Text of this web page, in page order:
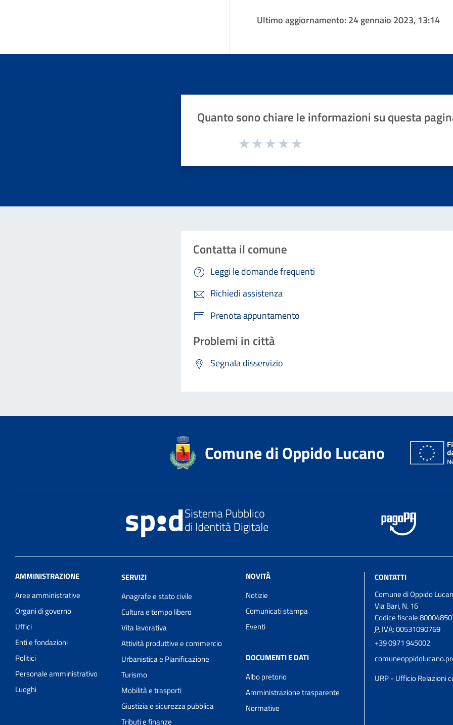
Ultimo aggiornamento:24 gennaio 2023, 13:14
Quanto sono chiare le informazioni su questa
Valuta da 1 a 5 stelle la pagina
Contatta il comune
Leggi le domande frequenti
Richiedi assistenza
Prenota appuntamento
Problemi in città
Segnala disservizio
Comune di Oppido Lucano
AMMINISTRAZIONE
Aree amministrative
Organi di governo
Uffici
Enti e fondazioni
Politici
Personale amministrativo
Luoghi
SERVIZI
Anagrafe e stato civile
Cultura e tempo libero
Vita lavorativa
Attività produttive e commercio
Urbanistica e Pianificazione
Turismo
Mobilità e trasporti
Giustizia e sicurezza pubblica
Tributi e finanze
NOVITÀ
Notizie
Comunicati stampa
Eventi
DOCUMENTI E DATI
Albo pretorio
Amministrazione trasparente
Normative
CONTATTI
Comune di Oppido
Via Bari, N. 16
Codice fiscale
P. IVA:00531090769
+39 0971 945002
URP - Ufficio Relazioni